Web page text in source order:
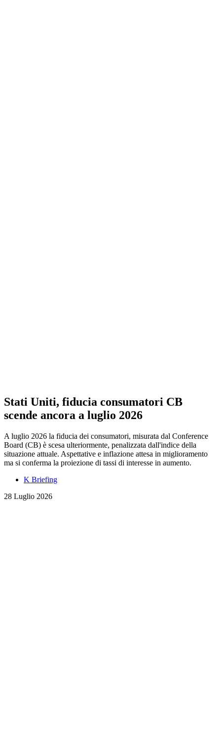
Stati Uniti, fiducia consumatori CB
scende ancora a luglio 2026
A luglio 2026 la fiducia dei consumatori, misurata dal Conference
Board (CB) è scesa ulteriormente, penalizzata dall'indice della
situazione attuale. Aspettative e inflazione attesa in miglioramento
ma si conferma la proiezione di tassi di interesse in aumento.
K Briefing
28 Luglio 2026